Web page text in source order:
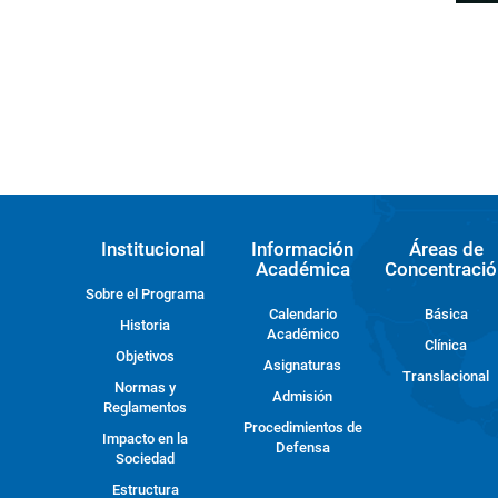
Institucional
Sobre el Programa
Historia
Objetivos
Normas y
Reglamentos
Impacto en la
Sociedad
Estructura
Información
Académica
Calendario
Académico
Asignaturas
Admisión
Procedimientos de
Defensa
Áreas de
Básica
Clínica
Translacional